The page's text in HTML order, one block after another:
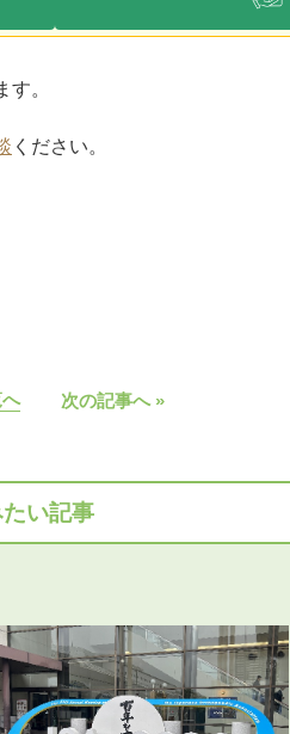
。
ください。
次の記事へ»
い記事